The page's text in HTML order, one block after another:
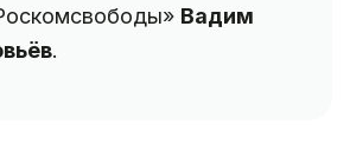
Вадим
.